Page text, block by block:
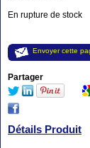
En rupture de stock
Envoyer cette
Partager
Détails Produit